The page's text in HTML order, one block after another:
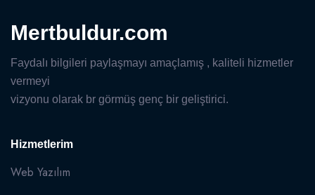
Mertbuldur.com
Faydalı bilgileri paylaşmayı amaçlamış , kaliteli hizmetler
vermeyi
vizyonu olarak br görmüş genç bir geliştirici.
Hizmetlerim
Web Yazılım